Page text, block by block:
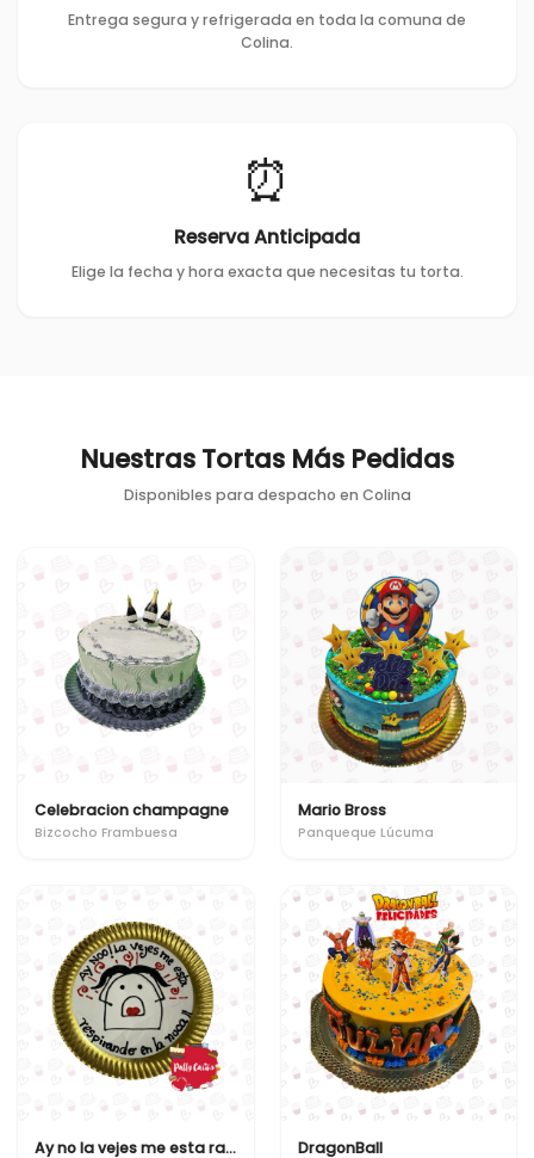
Entrega segura y refrigerada en toda la comuna de
Colina.
⏰
Reserva Anticipada
Elige la fecha y hora exacta que necesitas tu torta.
Nuestras Tortas Más Pedidas
Disponibles para despacho en Colina
Celebracion champagne
Bizcocho Frambuesa
Mario Bross
Panqueque Lúcuma
Ay no la vejes me esta raspirando en la nuca !! DragonBall